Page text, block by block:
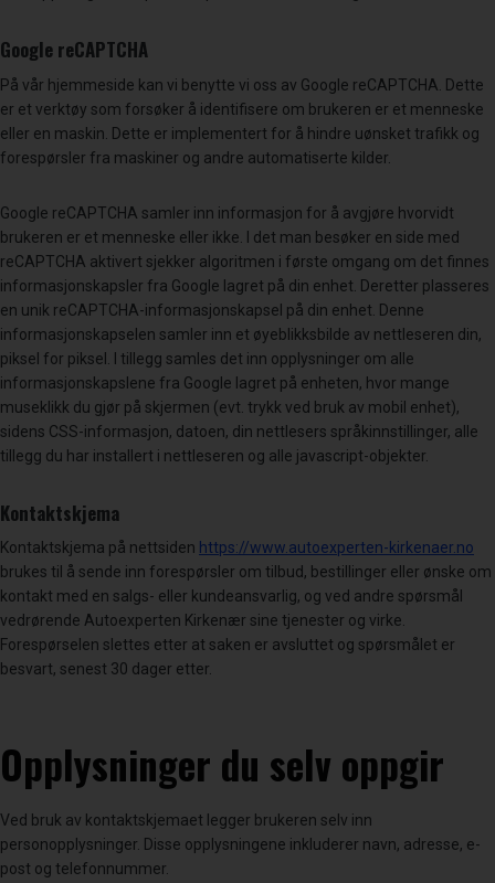
Google reCAPTCHA
På vår hjemmeside kan vi benytte vi oss av Google reCAPTCHA. Dette
er et verktøy som forsøker å identifisere om brukeren er et menneske
eller en maskin. Dette er implementert for å hindre uønsket trafikk og
forespørsler fra maskiner og andre automatiserte kilder.
Google reCAPTCHA samler inn informasjon for å avgjøre hvorvidt
brukeren er et menneske eller ikke. I det man besøker en side med
reCAPTCHA aktivert sjekker algoritmen i første omgang om det finnes
informasjonskapsler fra Google lagret på din enhet. Deretter plasseres
en unik reCAPTCHA-informasjonskapsel på din enhet. Denne
informasjonskapselen samler inn et øyeblikksbilde av nettleseren din,
piksel for piksel. I tillegg samles det inn opplysninger om alle
informasjonskapslene fra Google lagret på enheten, hvor mange
museklikk du gjør på skjermen (evt. trykk ved bruk av mobil enhet),
sidens CSS-informasjon, datoen, din nettlesers språkinnstillinger, alle
tillegg du har installert i nettleseren og alle javascript-objekter.
Kontaktskjema
Kontaktskjema på nettsiden https://www.autoexperten-kirkenaer.no
brukes til å sende inn forespørsler om tilbud, bestillinger eller ønske om
kontakt med en salgs- eller kundeansvarlig, og ved andre spørsmål
vedrørende Autoexperten Kirkenær sine tjenester og virke.
Forespørselen slettes etter at saken er avsluttet og spørsmålet er
besvart, senest 30 dager etter.
Opplysninger du selv oppgir
Ved bruk av kontaktskjemaet legger brukeren selv inn
personopplysninger. Disse opplysningene inkluderer navn, adresse, e-
post og telefonnummer.